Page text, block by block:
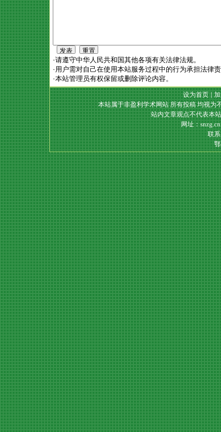
·请遵守中华人民共和国其他各项有关法律法规。
·用户需对自己在使用本站服务过程中的行为承担法律
·本站管理员有权保留或删除评论内容。
设为首页|
本站属于非盈利学术网站 所有投稿 均视为
站内文章观点不代表本
网址：
联